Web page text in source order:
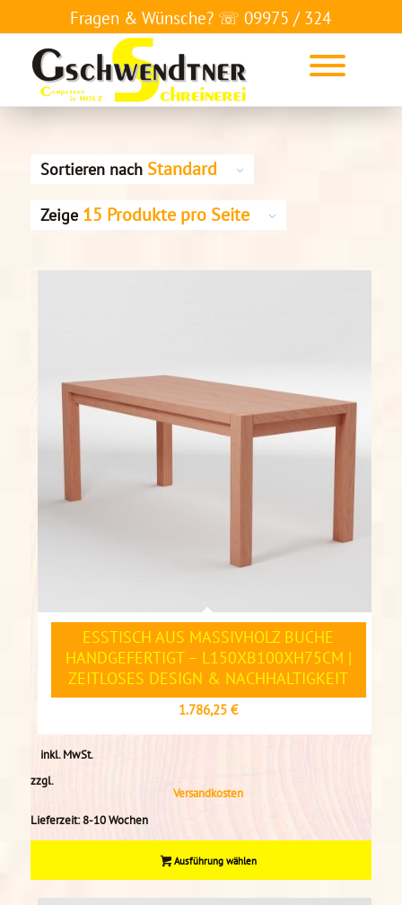
Fragen & Wünsche? ☏09975 / 324
Sortieren nach Standard
Zeige 15 Produkte pro Seite
ESSTISCH AUS MASSIVHOLZ BUCHE
HANDGEFERTIGT – L150XB100XH75CM |
ZEITLOSES DESIGN & NACHHALTIGKEIT
1.786,25 €
inkl. MwSt.
zzgl.
Versandkosten
Lieferzeit:8-10 Wochen
Ausführung wählen